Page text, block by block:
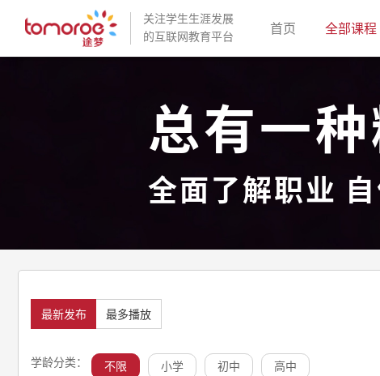
关注学生生涯发展
的互联网教育平台
首页(current)全部课程
总有一
全面了解职业
最新发布 最多播放
学龄分类： 不限 小学 初中 高中